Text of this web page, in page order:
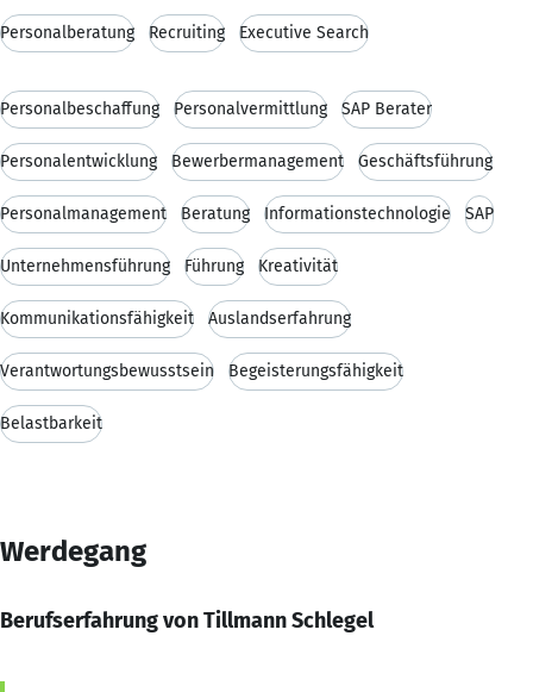
Personalberatung Recruiting Executive Search
Personalbeschaffung Personalvermittlung SAP Berater
Personalentwicklung Bewerbermanagement Geschäftsführung
Personalmanagement Beratung Informationstechnologie SAP
Unternehmensführung Führung Kreativität
Kommunikationsfähigkeit Auslandserfahrung
Verantwortungsbewusstsein Begeisterungsfähigkeit
Belastbarkeit
Werdegang
Berufserfahrung von Tillmann Schlegel